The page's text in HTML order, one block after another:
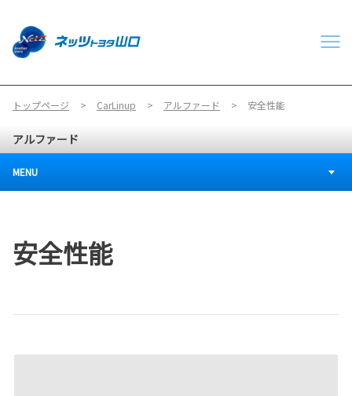
トップページ CarLinup アルファード 安全性能
アルファード
MENU
安全性能